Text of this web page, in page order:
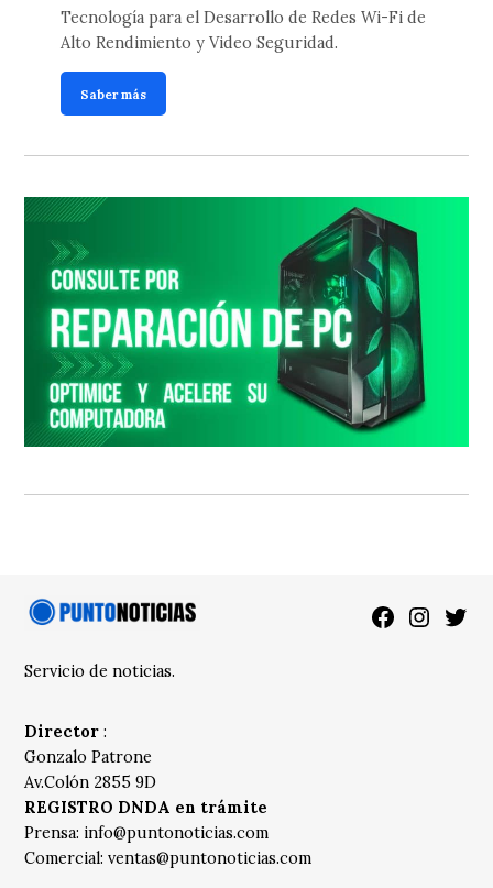
Tecnología para el Desarrollo de Redes Wi-Fi de
Alto Rendimiento y Video Seguridad.
Saber más
Facebook
Servicio de noticias.
Director :
Gonzalo Patrone
Av.Colón 2855 9D
REGISTRO DNDA en trámite
Prensa: info@puntonoticias.com
Comercial:ventas@puntonoticias.com